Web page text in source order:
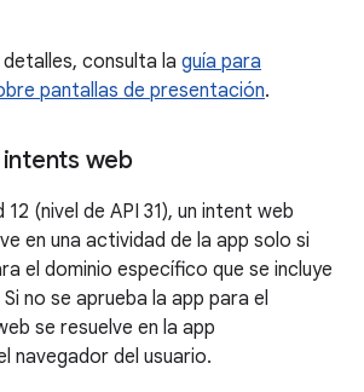
consulta la guía para
pantallas de presentación.
web
(nivel de API 31), un intent web
en una actividad de la app solo si
el dominio específico que se incluye
no se aprueba la app para el
se resuelve en la app
navegador del usuario.